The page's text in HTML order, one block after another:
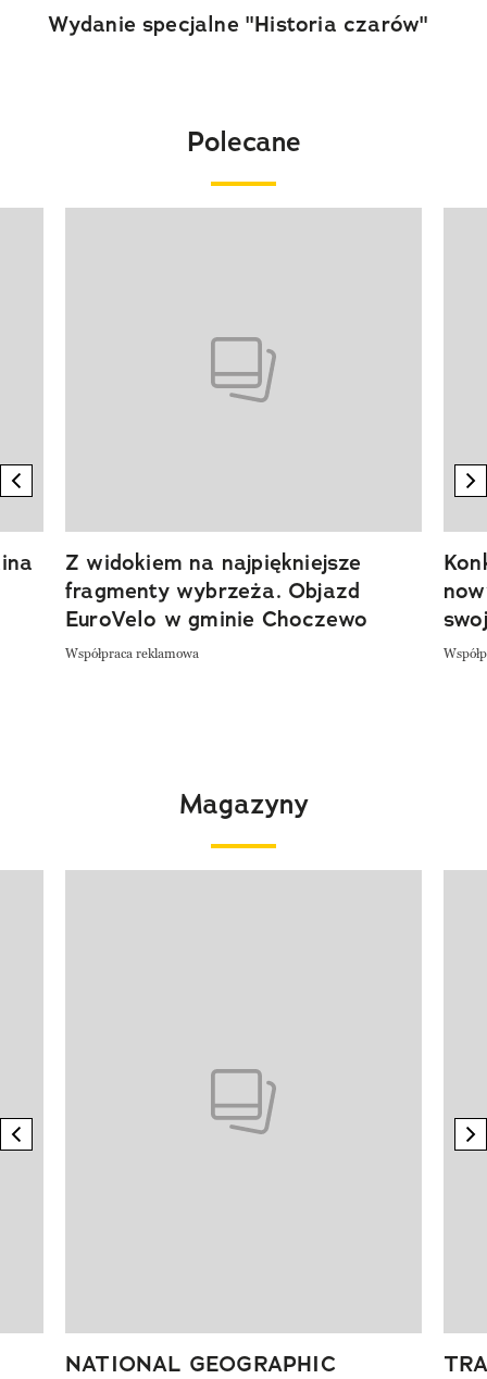
Wydanie specjalne "Historia czarów"
Polecane
previous element
Z widokiem na najpiękniejsze
fragmenty wybrzeża. Objazd
EuroVelo w gminie Choczewo
Współpraca reklamowa
Magazyny
previous element
NATIONAL GEOGRAPHIC